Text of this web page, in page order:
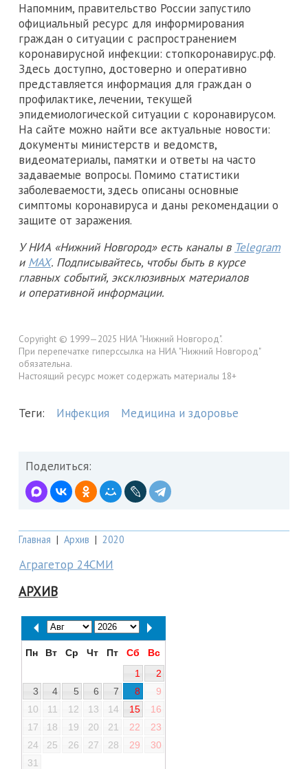
Напомним, правительство России запустило
официальный ресурс для информирования
граждан о ситуации с распространением
коронавирусной инфекции: стопкоронавирус.рф.
Здесь доступно, достоверно и оперативно
представляется информация для граждан о
профилактике, лечении, текущей
эпидемиологической ситуации с коронавирусом.
На сайте можно найти все актуальные новости:
документы министерств и ведомств,
видеоматериалы, памятки и ответы на часто
задаваемые вопросы. Помимо статистики
заболеваемости, здесь описаны основные
симптомы коронавируса и даны рекомендации о
защите от заражения.
У НИА «Нижний Новгород» есть каналы в Telegram
и MAX. Подписывайтесь, чтобы быть в курсе
главных событий, эксклюзивных материалов
и оперативной информации.
Copyright © 1999—2025 НИА "Нижний Новгород".
При перепечатке гиперссылка на НИА "Нижний Новгород"
обязательна.
Настоящий ресурс может содержать материалы 18+
Теги: Инфекция Медицина и здоровье
Поделиться:
Главная | Архив | 2020
Аграгетор 24СМИ
АРХИВ
Пн Вт Ср Чт Пт Сб
Вс
1
2
3
4 5 6 7 8
9
10
11 12 13 14 15
16
17
18 19 20 21 22
23
24
25 26 27 28 29
30
31